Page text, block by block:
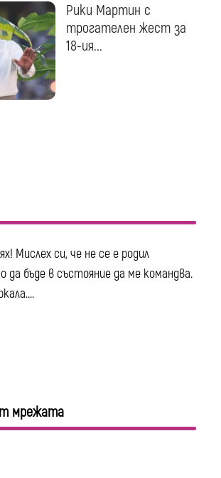
Рики Мартин с
трогателен жест за
18-ия...
Мислех си, че не се е родил
да бъде в състояние да ме командва.
мрежата